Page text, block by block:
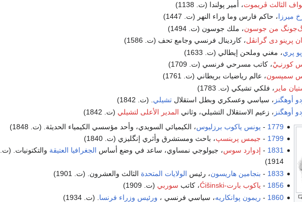
الثالث ڤريموت، أمير پولندا (ت. 1138)
ميرزا، حاكم فارس وما وراء النهر (ت. 1447)
من جوسون، ملك جوسون (ت. 1494)
پرينو دى گرانڤل، كاردينال فرنسي وجامع تحف (ت. 1586)
پري، مغني وملحن إيطالي (ت. 1633)
كورنـِيْ، كاتب مسرحي فرنسي (ت. 1709)
سمپسون، عالم رياضيات بريطاني (ت. 1761)
ماير ، فلكي تشيكي (ت. 1783)
أوهگنز ، سياسي وعسكري وبطل استقلالتشيلي . (ت. 1842)
أوهگنز ، زعيم الاستقلال التشيلي، وثاني المدير الأعلى لتشيلي (ت. 1842)
1779
- يونس ياكوب برزليوس، الكيميائي السويدي، وأحد مؤسسي الكيمياء الحديثة. (ت. 1848)
1799
- جيمس پرينسپ، باحث ومستشرق وأثري إنگليزي (ت. 1840)
1831
- إدوارد سوس، جيولوجي نمساوي، ساعد في وضع أساس الجغرافيا العتيقة والتكتونيات. (ت.
1914)
1833
- بنجامين هاريسون، رئيس الولايات المتحدة الثالث والعشرون. (ت. 1901)
1856
- ياكوب بارت-Ćišinski ، كاتب سوربي (ت. 1909)
1860
- ريمون پوانكاريه، سياسي فرنسي ، ورئيس وزراء فرنسا . (ت. 1934)